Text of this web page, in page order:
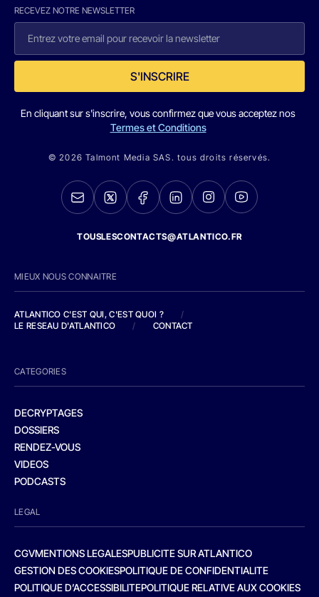
RECEVEZ NOTRE NEWSLETTER
S'INSCRIRE
En cliquant sur s'inscrire, vous confirmez que vous acceptez nos
Termes et Conditions
© 2026 Talmont Media SAS. tous droits réservés.
TOUSLESCONTACTS@ATLANTICO.FR
MIEUX NOUS CONNAITRE
ATLANTICO C'EST QUI, C'EST QUOI ?
/
LE RESEAU D'ATLANTICO
/ CONTACT
CATEGORIES
DECRYPTAGES
DOSSIERS
RENDEZ-VOUS
VIDEOS
PODCASTS
LEGAL
CGVMENTIONS LEGALESPUBLICITE SUR ATLANTICO
GESTION DES COOKIESPOLITIQUE DE CONFIDENTIALITE
POLITIQUE D’ACCESSIBILITEPOLITIQUE RELATIVE AUX COOKIES